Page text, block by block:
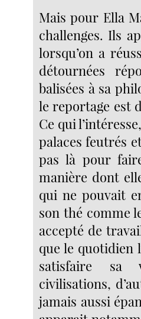
Mais pour Ella
challenges. Ils
lorsqu’on a
détournées
balisées à sa
le reportage est
Ce qui
palaces feutrés
pas là pour
manière dont
qui ne pouvait
son thé comme
accepté de
que le quotidien
satisfaire sa
civilisations,
jamais aussi